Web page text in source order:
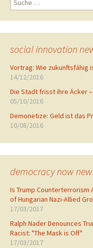
u
n
c
h
social innovation
Vortrag: Wie zukunftsfähig
14/12/2016
Die Stadt frisst ihre Äcker
05/10/2016
Demonetize: Geld ist das
10/08/2016
democracy now
Is Trump Counterterrorism
of Hungarian Nazi-Allied
17/03/2017
Ralph Nader Denounces
Racist: "The Mask is Off"
17/03/2017